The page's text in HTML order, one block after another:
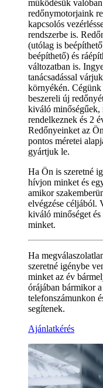
működésük
redőnymotorjaink
kapcsolós
rendszerbe is.
(utólag is
beépíthető) és
változatban is.
tanácsadással
környékén.
beszereli új
kiváló minőségűek,
rendelkeznek és 2
Redőnyeinket az
pontos méretei
gyártjuk le.
Ha Ön is szeretné
hívjon minket és
amikor
elvégzése céljából.
kiváló minőséget és
minket.
Ha
szeretné igénybe
minket az év
órájában bármikor a
telefonszámunkon
segítenek.
Ajánlatkérés